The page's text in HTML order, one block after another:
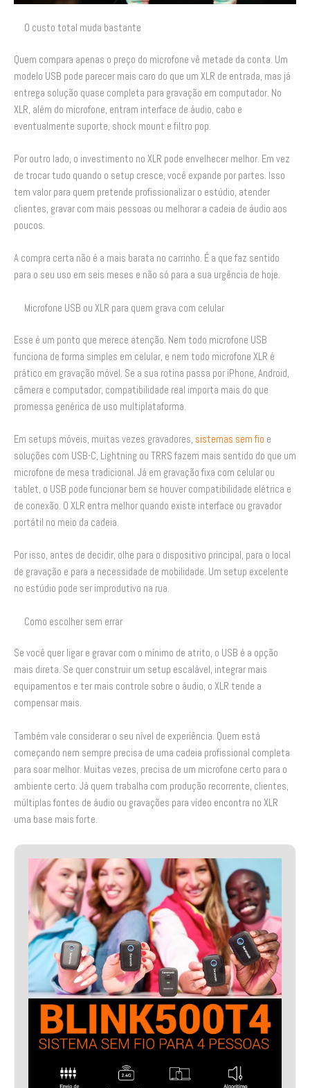
O custo total muda bastante
Quem compara apenas o preço do microfone vê metade da conta. Um
modelo USB pode parecer mais caro do que um XLR de entrada, mas já
entrega solução quase completa para gravação em computador. No
XLR, além do microfone, entram interface de áudio, cabo e
eventualmente suporte, shock mount e filtro pop.
Por outro lado, o investimento no XLR pode envelhecer melhor. Em vez
de trocar tudo quando o setup cresce, você expande por partes. Isso
tem valor para quem pretende profissionalizar o estúdio, atender
clientes, gravar com mais pessoas ou melhorar a cadeia de áudio aos
poucos.
A compra certa não é a mais barata no carrinho. É a que faz sentido
para o seu uso em seis meses e não só para a sua urgência de hoje.
Microfone USB ou XLR para quem grava com celular
Esse é um ponto que merece atenção. Nem todo microfone USB
funciona de forma simples em celular, e nem todo microfone XLR é
prático em gravação móvel. Se a sua rotina passa por iPhone, Android,
câmera e computador, compatibilidade real importa mais do que
promessa genérica de uso multiplataforma.
Em setups móveis, muitas vezes gravadores, sistemas sem fio e
soluções com USB-C, Lightning ou TRRS fazem mais sentido do que um
microfone de mesa tradicional. Já em gravação fixa com celular ou
tablet, o USB pode funcionar bem se houver compatibilidade elétrica e
de conexão. O XLR entra melhor quando existe interface ou gravador
portátil no meio da cadeia.
Por isso, antes de decidir, olhe para o dispositivo principal, para o local
de gravação e para a necessidade de mobilidade. Um setup excelente
no estúdio pode ser improdutivo na rua.
Como escolher sem errar
Se você quer ligar e gravar com o mínimo de atrito, o USB é a opção
mais direta. Se quer construir um setup escalável, integrar mais
equipamentos e ter mais controle sobre o áudio, o XLR tende a
compensar mais.
Também vale considerar o seu nível de experiência. Quem está
começando nem sempre precisa de uma cadeia profissional completa
para soar melhor. Muitas vezes, precisa de um microfone certo para o
ambiente certo. Já quem trabalha com produção recorrente, clientes,
múltiplas fontes de áudio ou gravações para vídeo encontra no XLR
uma base mais forte.